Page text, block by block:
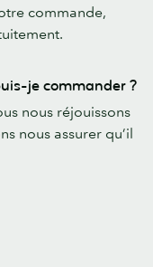
commande,
je commander ?
nous réjouissons
nous assurer qu’il